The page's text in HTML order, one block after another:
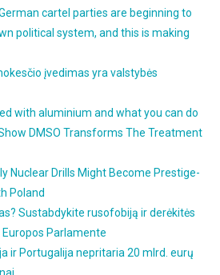
cartel parties are beginning to
political system, and this is making
įvedimas yra valstybės
with aluminium and what you can do
DMSO Transforms The Treatment
Nuclear Drills Might Become Prestige-
Poland
Sustabdykite rusofobiją ir derėkitės
Europos Parlamente
ir Portugalija nepritaria 20 mlrd. eurų